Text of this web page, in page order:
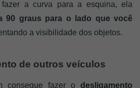
a curva para a esquina, ela
90 graus para o lado que você
a visibilidade dos objetos.
de outros veículos
consegue fazer o desligamento